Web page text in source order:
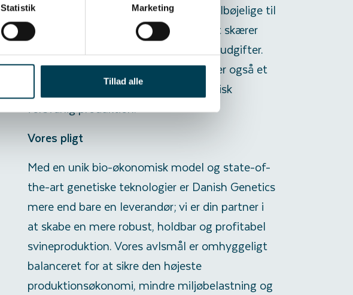
Statistik Marketing
Tillad alle
driftsomkostningerne. De er mindre tilbøjelige til
at udvikle sundhedsproblemer, hvilket skærer
ned på veterinærregninger og medicinudgifter.
Dette er ikke bare en besparelse; det er også et
skridt mod en mere bæredygtig og etisk
forsvarlig produktion.
Vores pligt
Med en unik bio-økonomisk model og state-of-
the-art genetiske teknologier er Danish Genetics
mere end bare en leverandør; vi er din partner i
at skabe en mere robust, holdbar og profitabel
svineproduktion. Vores avlsmål er omhyggeligt
balanceret for at sikre den højeste
produktionsøkonomi, mindre miljøbelastning og